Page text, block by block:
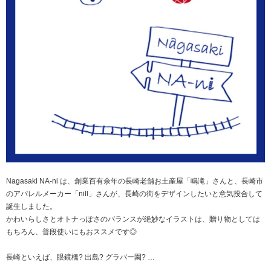
Nagasaki NA-ni は、創業百有余年の長崎老舗お土産屋「鳴滝」さんと、長崎市
のアパレルメーカー「nill」さんが、長崎の街をデザインしたいと意気投合して
誕生しました。
かわいらしさとオトナっぽさのバランスが絶妙なイラストは、贈り物としては
もちろん、普段使いにもおススメです◎
長崎といえば、眼鏡橋? 出島? グラバー園? …